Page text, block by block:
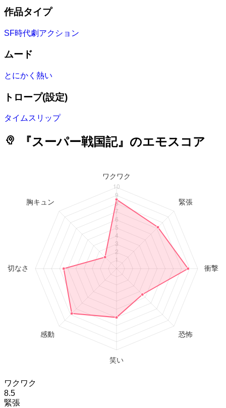
作品タイプ
SF時代劇アクション
ムード
とにかく熱い
トロープ(設定)
タイムスリップ
psychology 『スーパー戦国記』のエモスコア
ワクワク
8.5
緊張